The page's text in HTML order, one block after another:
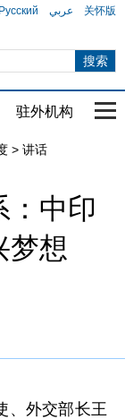
Русский عربي 关怀版
驻外机构 国
> 讲话
：中印
梦想
外交部长王